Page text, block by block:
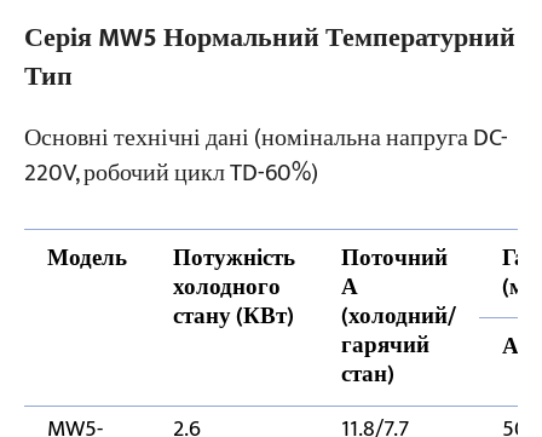
Серія MW5 Нормальний Температурний
Тип
Основні технічні дані (номінальна напруга DC-
220V, робочий цикл TD-60%)
Модель Потужність
холодного
стану (КВт)
Поточний
А
(холодний/
гарячий
стан)
А
MW5- 2.6 11.8/7.7 500